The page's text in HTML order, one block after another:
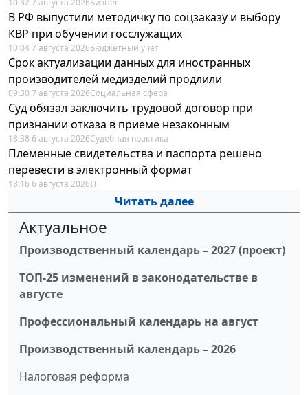
10:32 7 августа 2026Бизнес
В РФ выпустили методичку по соцзаказу и выбору
КВР при обучении госслужащих
10:04 7 августа 2026Бюджетный учет
Срок актуализации данных для иностранных
производителей медизделий продлили
09:30 7 августа 2026Социальная сфера
Суд обязал заключить трудовой договор при
признании отказа в приеме незаконным
18:38 6 августа 2026Судебная практика
Племенные свидетельства и паспорта решено
перевести в электронный формат
18:16 6 августа 2026IT
Читать далее
Актуальное
Производственный календарь – 2027 (проект)
ТОП-25 изменений в законодательстве в
августе
Профессиональный календарь на август
Производственный календарь – 2026
Налоговая реформа